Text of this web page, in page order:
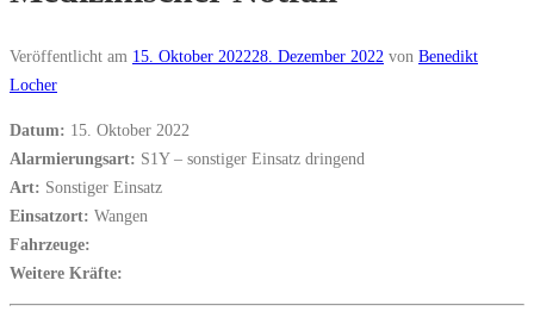
Veröffentlicht am 15. Oktober 202228. Dezember 2022 von Benedikt
Locher
Datum: 15. Oktober 2022
Alarmierungsart: S1Y – sonstiger Einsatz dringend
Art: Sonstiger Einsatz
Einsatzort: Wangen
Fahrzeuge:
Weitere Kräfte: